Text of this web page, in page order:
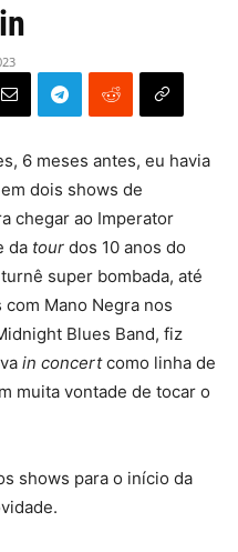
6 meses antes, eu havia
dois shows de
chegar ao Imperator
da tour dos 10 anos do
super bombada, até
Mano Negra nos
Blues Band, fiz
in concertcomo linha de
muita vontade de tocar o
shows para o início da